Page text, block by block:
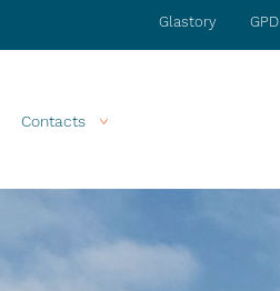
Glastory GPD
Contacts